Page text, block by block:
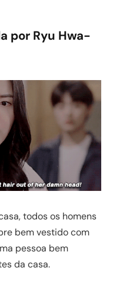
por Ryu Hwa-
todos os homens
bem vestido com
pessoa bem
da casa.